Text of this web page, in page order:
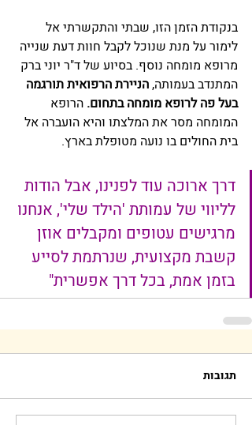
בנקודת הזמן הזו, שבתי והתקשרתי אל
לימור על מנת שנוכל לקבל חוות דעת שנייה
מרופא מומחה נוסף. בסיוע של ד"ר יוני ברק
המתנדב בעמותה, הניירת הרפואית תורגמה
בעל פה לרופא מומחה בתחום. הרופא
המומחה מסר את המלצתו והיא הועברה אל
בית החולים בו נועה מטופלת בארץ.
דרך ארוכה עוד לפנינו, אבל הודות
לליווי של עמותת 'הילד שלי', אנחנו
מרגישים עטופים ומקבלים אוזן
קשבת מקצועית, שנרתמת לסייע
בזמן אמת, בכל דרך אפשרית"
תגובות